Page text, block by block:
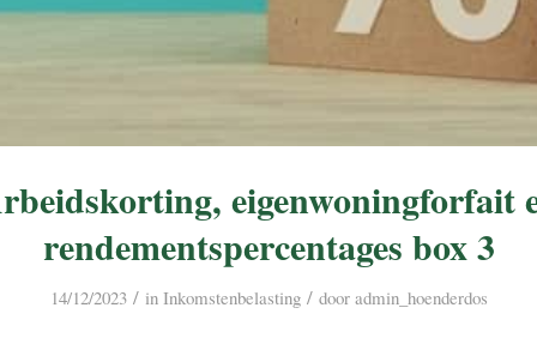
eigenwoningforfait
rendementspercentages box 3
14/12/2023 / in Inkomstenbelasting / door admin_hoenderdos